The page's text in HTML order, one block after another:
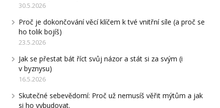
30.5.2026
Proč je dokončování věcí klíčem k tvé vnitřní síle (a proč se
ho tolik bojíš)
23.5.2026
Jak se přestat bát říct svůj názor a stát si za svým (i
v byznysu)
16.5.2026
Skutečné sebevědomí: Proč už nemusíš věřit mýtům a jak
si ho vybudovat.